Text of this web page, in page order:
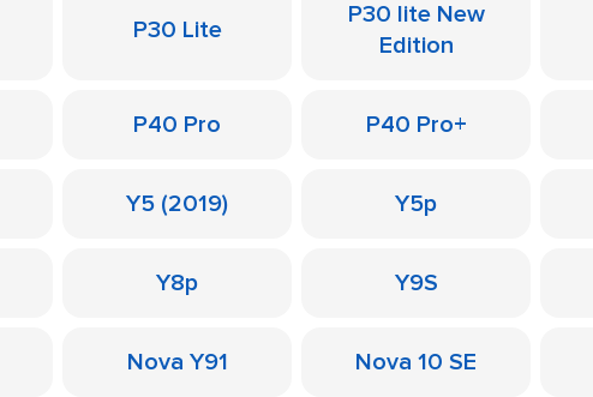
P30 Lite
P30 lite New
Edition
P40 Pro P40 Pro+
Y5 (2019) Y5p
Y8p Y9S
Nova Y91 Nova 10 SE